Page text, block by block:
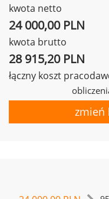
kwota netto
24 000,00 PLN
kwota brutto
28 915,20 PLN
łączny koszt
zmień